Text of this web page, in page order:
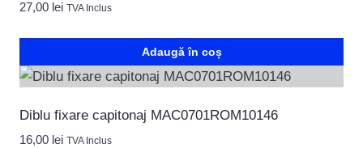
27,00 lei TVA Inclus
Adaugă în coș
Diblu fixare capitonaj MAC0701ROM10146
16,00 lei TVA Inclus